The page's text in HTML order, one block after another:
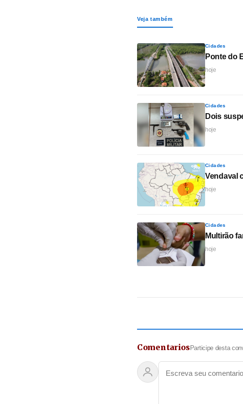
Veja também
Cidades
Ponte do
hoje
Cidades
Dois
hoje
Cidades
Vendaval
hoje
Cidades
Multirão
hoje
Comentarios Participe desta